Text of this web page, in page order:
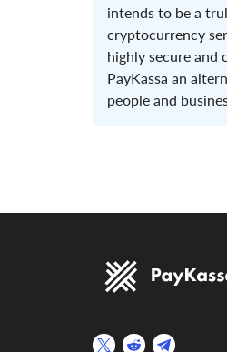
intends to be a
cryptocurrency
highly secure and
PayKassa an
people and